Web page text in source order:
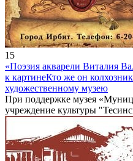
15
«Поэзия акварели Виталия
к картинеКто же он колхозник
художественному музею
При поддержке музея
учреждение культуры